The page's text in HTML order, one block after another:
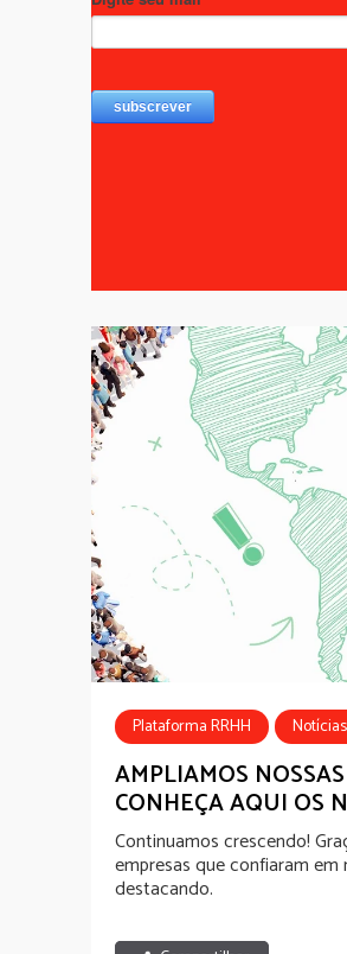
Plataforma RRHH
Sobre GOintegro
RH
AMPLIAMOS
CONHEÇA AQUI OS
Continuamos crescendo!
empresas que confiaram
destacando.